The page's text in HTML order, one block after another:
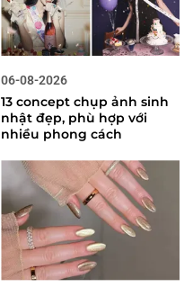
06-08-2026
13 concept chụp ảnh sinh
nhật đẹp, phù hợp với
nhiều phong cách